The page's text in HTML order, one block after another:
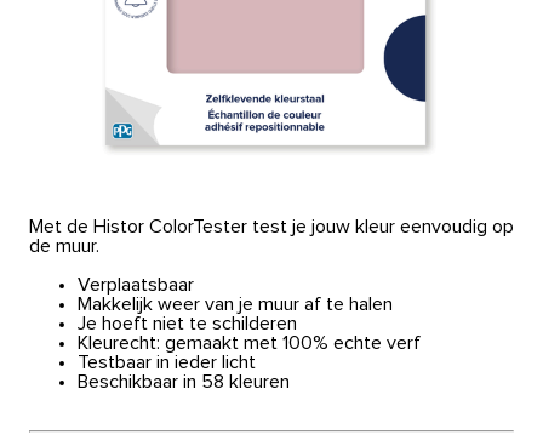
Met de Histor ColorTester test je jouw kleur eenvoudig op
de muur.
Verplaatsbaar
Makkelijk weer van je muur af te halen
Je hoeft niet te schilderen
Kleurecht: gemaakt met 100% echte verf
Testbaar in ieder licht
Beschikbaar in 58 kleuren